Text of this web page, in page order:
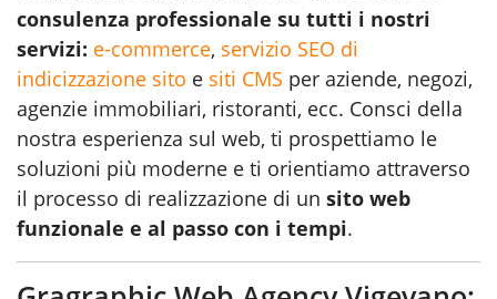
consulenza professionale su tutti i nostri
servizi: e-commerce, servizio SEO di
indicizzazione sito e siti CMS per aziende, negozi,
agenzie immobiliari, ristoranti, ecc. Consci della
nostra esperienza sul web, ti prospettiamo le
soluzioni più moderne e ti orientiamo attraverso
il processo di realizzazione di un sito web
funzionale e al passo con i tempi.